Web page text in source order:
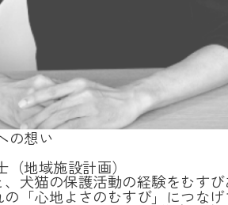
の想い
地域施設計画）
犬猫の保護活動の経験をむす
の「心地よさのむすび」につな